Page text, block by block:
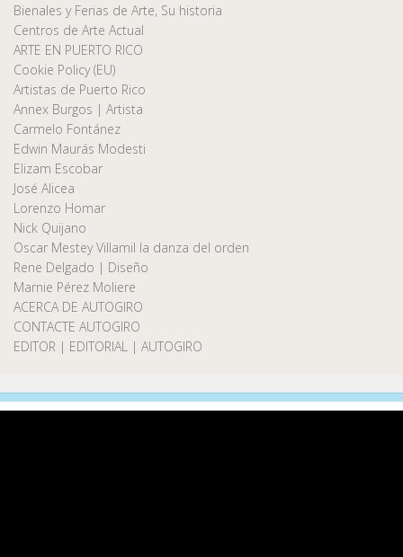
Bienales y Ferias de Arte, Su historia
Centros de Arte Actual
ARTE EN PUERTO RICO
Cookie Policy (EU)
Artistas de Puerto Rico
Annex Burgos | Artista
Carmelo Fontánez
Edwin Maurás Modesti
Elizam Escobar
José Alicea
Lorenzo Homar
Nick Quijano
Oscar Mestey Villamil la danza del orden
Rene Delgado | Diseño
Marnie Pérez Moliere
ACERCA DE AUTOGIRO
CONTACTE AUTOGIRO
EDITOR | EDITORIAL | AUTOGIRO